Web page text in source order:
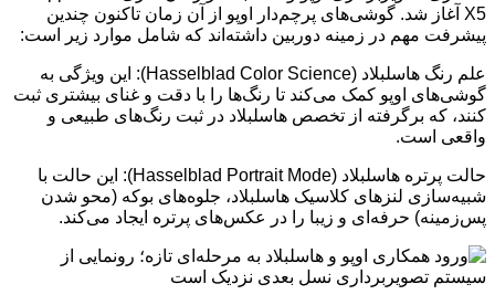
X5 آغاز شد. گوشی‌های پرچم‌دار اوپو از آن زمان تاکنون چندین
پیشرفت مهم در زمینه دوربین داشته‌اند که شامل موارد زیر است:
علم رنگ هاسلبلاد (Hasselblad Color Science): این ویژگی به
گوشی‌های اوپو کمک می‌کند تا رنگ‌ها را با دقت و غنای بیشتری ثبت
کنند، که برگرفته از تخصص هاسلبلاد در ثبت رنگ‌های طبیعی و
واقعی است.
حالت پرتره هاسلبلاد (Hasselblad Portrait Mode): این حالت با
شبیه‌سازی لنزهای کلاسیک هاسلبلاد، جلوه‌های بوکه (محو شدن
پس‌زمینه) حرفه‌ای و زیبا را در عکس‌های پرتره ایجاد می‌کند.